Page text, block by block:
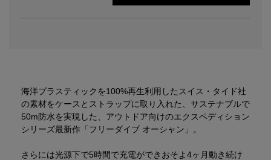
海洋プラスティックを100%再生利用したスイス・タイド社
の素材をケースとストラップに取り入れた、サステナブルで
50m防水を実現した、アウトドア向けのエクスペディション
シリーズ最新作「フリーダイブ オーシャン」。
さらには光源下で5時間で充電ができおそよ4ヶ月動き続け